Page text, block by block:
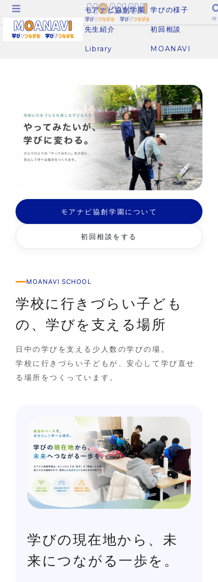
モアナビ協創学園 学びの様子
先生紹介 初回相談
Library MOANAVI
モアナビ協創学園について
初回相談をする
MOANAVI SCHOOL
学校に行きづらい子ども
の、学びを支える場所
日中の学びを支える少人数の学びの場。
学校に行きづらい子どもが、安心して学び直せ
る場所をつくっています。
学びの現在地から、未
来につながる一歩を。
メニュー